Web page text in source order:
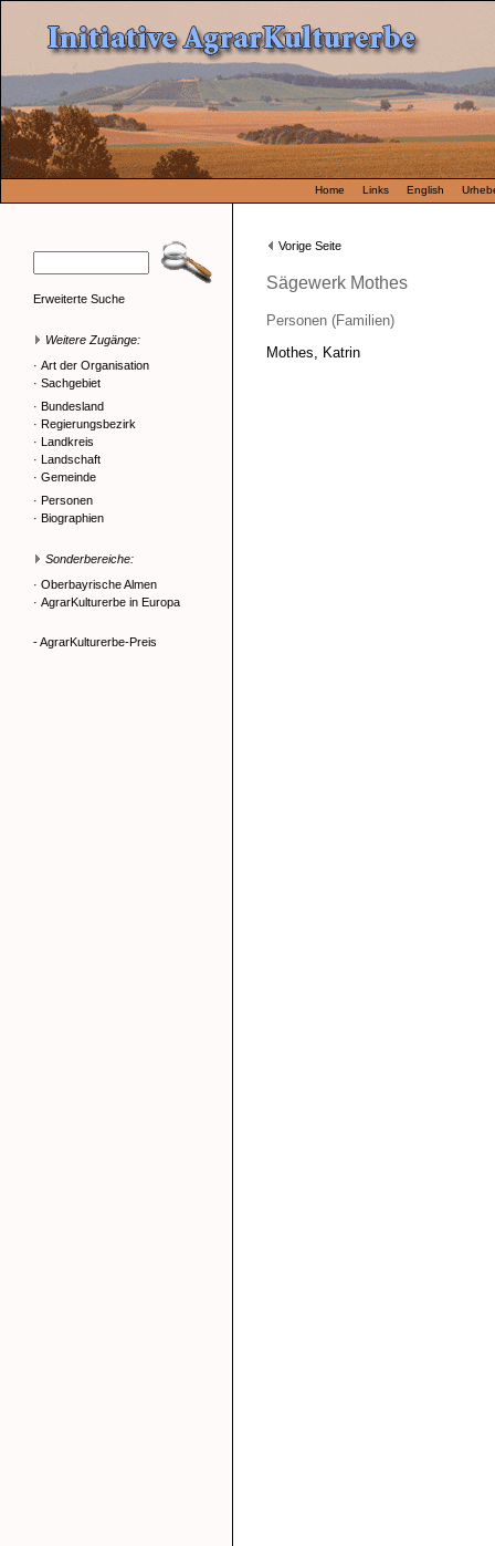
Home Links English
Erweiterte Suche
Weitere Zugänge:
· Art der Organisation
· Sachgebiet
· Bundesland
· Regierungsbezirk
· Landkreis
· Landschaft
· Gemeinde
· Personen
· Biographien
Sonderbereiche:
· Oberbayrische Almen
· AgrarKulturerbe in Europa
- AgrarKulturerbe-Preis
Vorige Seite
Sägewerk Mothes
Personen (Familien)
Mothes, Katrin